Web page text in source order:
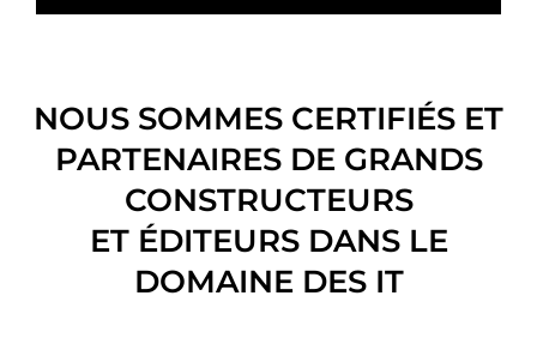
NOUS SOMMES CERTIFIÉS ET
PARTENAIRES DE GRANDS
CONSTRUCTEURS
ET ÉDITEURS DANS LE
DOMAINE DES IT